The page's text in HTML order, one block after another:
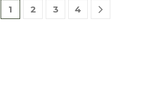
1 2 3 4